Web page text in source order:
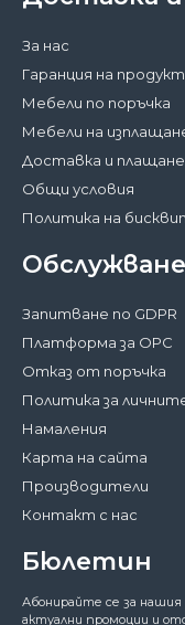
За да работи този
За нас
Гаранция на
Мебели по поръчка
Мебели на
Доставка и плащане
Общи условия
Политика на
Запитване по GDPR
Платформа за ОРС
Отказ от поръчка
Политика за
Намаления
Карта на сайта
Производители
Контакт с нас
Бюлетин
Абонирайте се за
актуални промоции и